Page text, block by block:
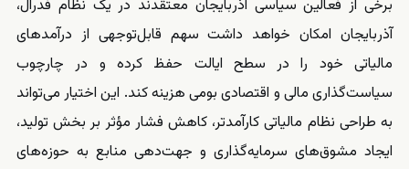
برخی از فعالین سیاسی آذربایجان معتقدند در یک نظام فدرال،
آذربایجان امکان خواهد داشت سهم قابل‌توجهی از درآمدهای
مالیاتی خود را در سطح ایالت حفظ کرده و در چارچوب
سیاست‌گذاری مالی و اقتصادی بومی هزینه کند. این اختیار می‌تواند
به طراحی نظام مالیاتی کارآمدتر، کاهش فشار مؤثر بر بخش تولید،
ایجاد مشوق‌های سرمایه‌گذاری و جهت‌دهی منابع به حوزه‌های